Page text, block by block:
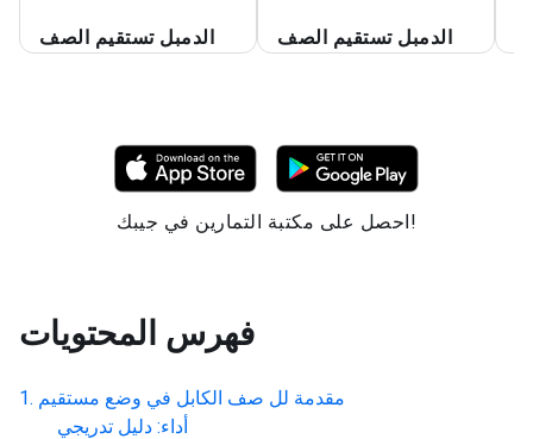
الدمبل تستقيم الصف الدمبل تستقيم الصف
احصل على مكتبة التمارين في جيبك!
فهرس المحتويات
مقدمة لل صف الكابل في وضع مستقيم
أداء: دليل تدريجي